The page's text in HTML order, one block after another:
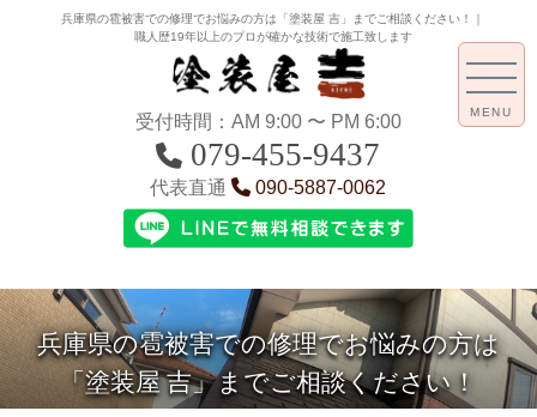
兵庫県の雹被害での修理でお悩みの方は「塗装屋 吉」までご相談ください！｜
職人歴19年以上のプロが確かな技術で施工致します
受付時間：AM 9:00 〜 PM 6:00
079-455-9437
代表直通 090-5887-0062
兵庫県の雹被害での修理でお悩みの方は
「塗装屋 吉」までご相談ください！
MENU